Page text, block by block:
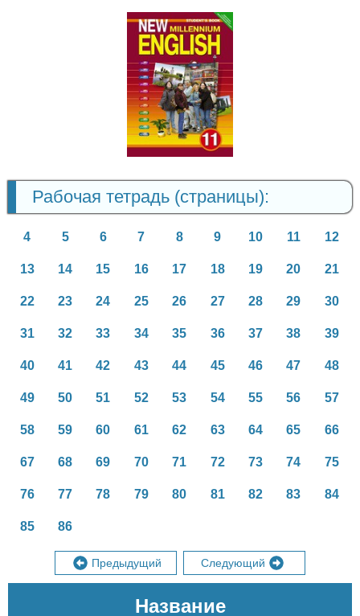
Английский
язык
11 класс
Рабочая тетрадь (страницы):
4 5 6 7 8 9 10 11 12
13 14 15 16 17 18 19 20 21
22 23 24 25 26 27 28 29 30
31 32 33 34 35 36 37 38 39
40 41 42 43 44 45 46 47 48
49 50 51 52 53 54 55 56 57
58 59 60 61 62 63 64 65 66
67 68 69 70 71 72 73 74 75
76 77 78 79 80 81 82 83 84
85 86
Предыдущий Следующий
Название